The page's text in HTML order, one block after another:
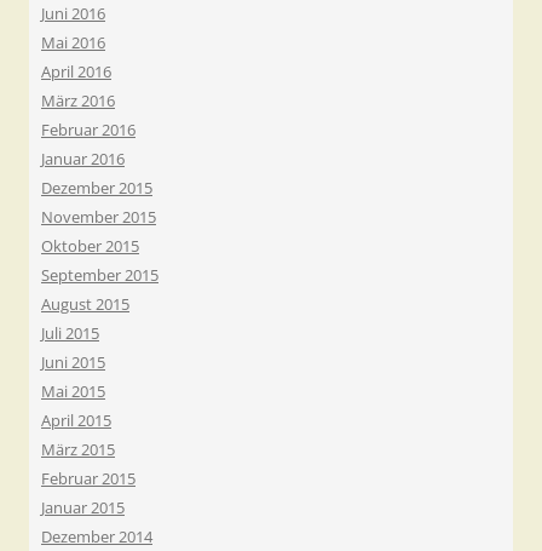
Juni 2016
Mai 2016
April 2016
März 2016
Februar 2016
Januar 2016
Dezember 2015
November 2015
Oktober 2015
September 2015
August 2015
Juli 2015
Juni 2015
Mai 2015
April 2015
März 2015
Februar 2015
Januar 2015
Dezember 2014